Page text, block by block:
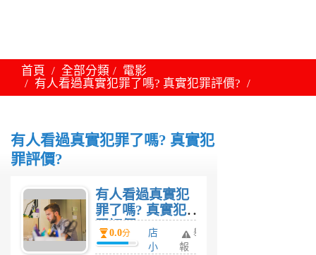
首頁 全部分類
電影
有人看過真實犯罪了嗎? 真實犯罪評價?
有人看過真實犯罪了嗎? 真實犯
罪評價?
有人看過真實犯
罪了嗎? 真實犯
罪評價?
0.0分
店
小
舉
報